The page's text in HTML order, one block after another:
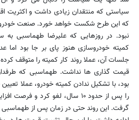
سیاستی که منتقدان زیادی داشت و اکثریت
که این طرح شکست خواهد خورد. صنعت
نبود. در روزهایی که علیرضا طهماسبی به
کمیته خودروسازی هنوز پای بر جا بود
جلسات آن، عملا روند کار کمیته را متوقف
قیمت گذاری ها نداشت. طهماسبی که
بود، با تشکیل ندادن کمیته خودرو، عملا
را پس از حدود ۱۰ سال، لغو کرد و
گرفت. این روند حتی در زمان پس از طهماسبی